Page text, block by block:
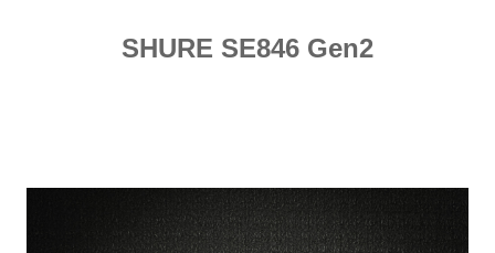
SHURE SE846 Gen2